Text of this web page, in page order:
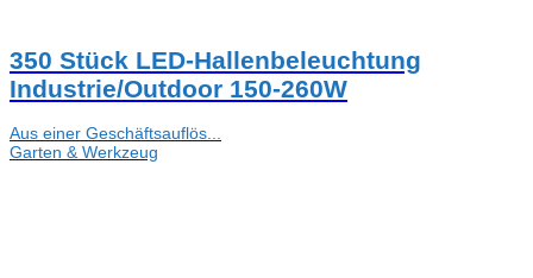
350 Stück LED-Hallenbeleuchtung
Industrie/Outdoor 150-260W
Aus einer Geschäftsauflös...
Garten & Werkzeug